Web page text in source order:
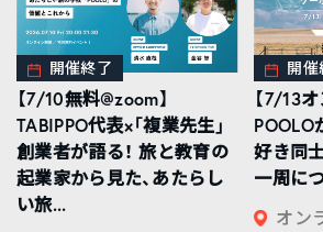
開催終了
【7/10無料@zoom】
TABIPPO代表×「複業先生」
創業者が語る！ 旅と教育の
起業家から見た、あたらし
い旅...
開催
【7/13
POOLO
好き同
一周に
オン